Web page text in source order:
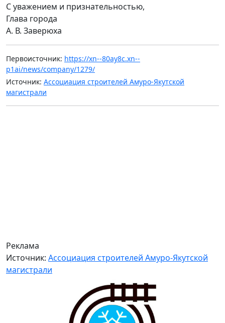
С уважением и признательностью,
Глава города
А. В. Заверюха
Первоисточник: https://xn--80ay8c.xn--
p1ai/news/company/1279/
Источник: Ассоциация строителей Амуро-Якутской
магистрали
Реклама
Источник: Ассоциация строителей Амуро-Якутской
магистрали